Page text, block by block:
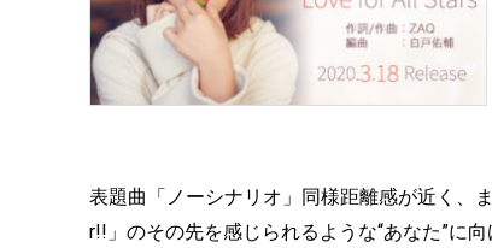
表題曲「ノーシナリオ」同様距離感が近く、
r!!」のその先を感じられるような“あなた”に